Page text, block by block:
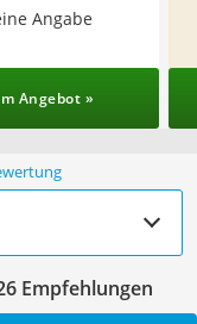
Angabe
Angebot »
Empfehlungen